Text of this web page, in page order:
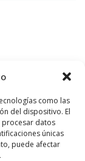
como las
del dispositivo. El
procesar datos
únicas
puede afectar